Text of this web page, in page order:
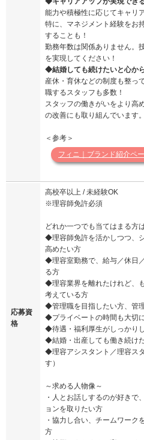
能力や積極性に応じてキャリ
特に、マネジメント経験をお
することも！
勤務年数は関係ありません。
を実現してください！
◆結婚しても続けたいと心か
産休・育休などの制度も整っ
職するスタッフも多数！
スタッフの働きがいをより高
の改善にも取り組んでいます。
＜参考＞
フィニ｜ブランド紹介ペ
応募資
格
高校卒以上 / 未経験OK
※理容師免許必須
どれか一つでも当てはまる方
◆理容師免許を活かしつつ、
高めたい方
◆理容室勤務で、給与／休日
る方
◆理容業界を離れたけれど、
考えている方
◆管理職を目指したい方、管
◆プライベートの時間も大切
◆待遇・福利厚生がしっかり
◆結婚・出産しても働き続け
◆理容アシスタント／理容ス
す）
～求める人物像～
・人とお話しするのが好きで
ョンを取りたい方
・協力し合い、チームワーク
方